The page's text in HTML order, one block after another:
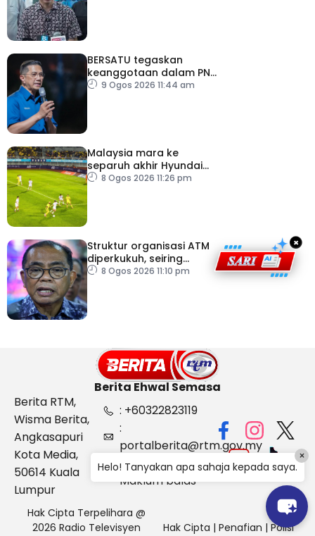
BERSATU tegaskan
keanggotaan dalam PN
masih sah
9 Ogos 2026 11:44 am
Malaysia mara ke
separuh akhir Hyundai
ASEAN Cup
8 Ogos 2026 11:26 pm
Struktur organisasi ATM
diperkukuh, seiring
pemodenan aset
8 Ogos 2026 11:10 pm
×
Berita Ehwal Semasa
Berita RTM,
Wisma Berita,
Angkasapuri
Kota Media,
50614 Kuala
Lumpur
: +60322823119
:
portalberita@rtm.gov.my
: Aduan &
Maklum balas
Hak Cipta Terpelihara @
2026 Radio Televisyen
Hak Cipta | Penafian | Polisi
Helo! Tanyakan apa sahaja kepada saya.
×